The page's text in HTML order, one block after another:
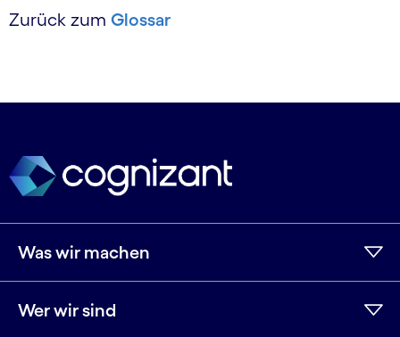
Zurück zum Glossar
Was wir machen
Wer wir sind